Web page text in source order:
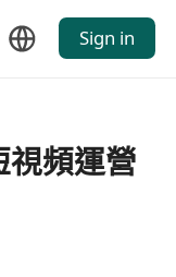
Sign in
頻運營